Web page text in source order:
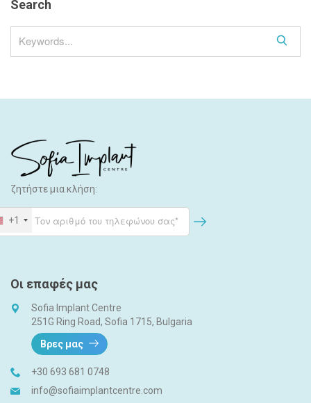
Search
e
ζητήστε μια κλήση:
+1
Οι επαφές μας
Sofia Implant Centre
251G Ring Road, Sofia 1715, Bulgaria
Βρες μας
+30 693 681 0748
info@sofiaimplantcentre.com